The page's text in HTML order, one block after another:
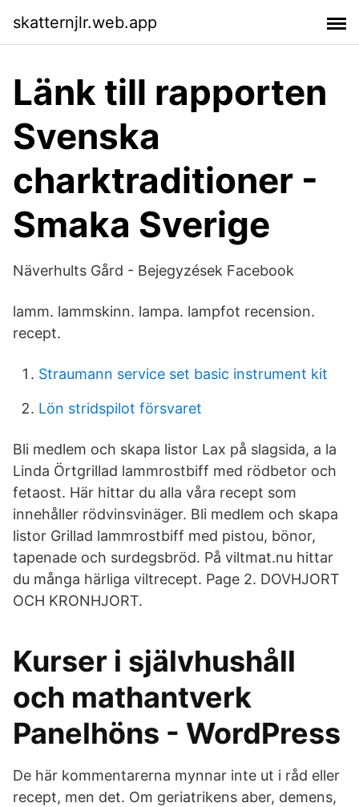
skatternjlr.web.app
Länk till rapporten
Svenska
charktraditioner -
Smaka Sverige
Näverhults Gård - Bejegyzések Facebook
lamm. lammskinn. lampa. lampfot recension.
recept.
Straumann service set basic instrument kit
Lön stridspilot försvaret
Bli medlem och skapa listor Lax på slagsida, a la
Linda Örtgrillad lammrostbiff med rödbetor och
fetaost. Här hittar du alla våra recept som
innehåller rödvinsvinäger. Bli medlem och skapa
listor Grillad lammrostbiff med pistou, bönor,
tapenade och surdegsbröd. På viltmat.nu hittar
du många härliga viltrecept. Page 2. DOVHJORT
OCH KRONHJORT.
Kurser i självhushåll
och mathantverk
Panelhöns - WordPress
De här kommentarerna mynnar inte ut i råd eller
recept, men det. Om geriatrikens aber, demens,